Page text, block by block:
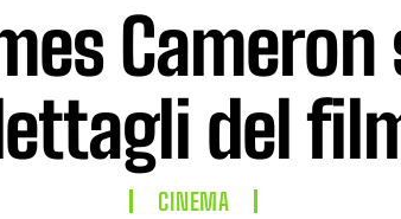
del
CINEMA